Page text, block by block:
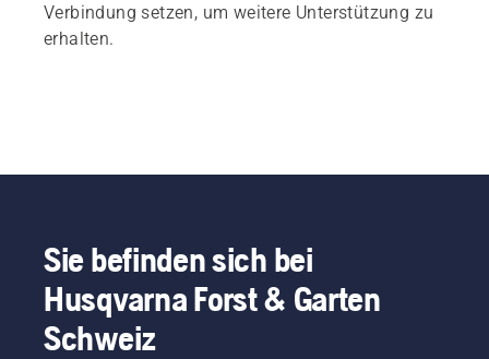
Verbindung setzen, um weitere Unterstützung zu
erhalten.
Sie befinden sich bei
Husqvarna Forst & Garten
Schweiz